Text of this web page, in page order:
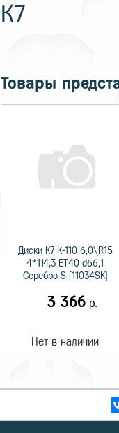
К7
Товары
Диски К7 К-110 6,0\R15
4*114,3 ET40 d66,1
Серебро S [11034SK]
3 366р.
Нет в наличии